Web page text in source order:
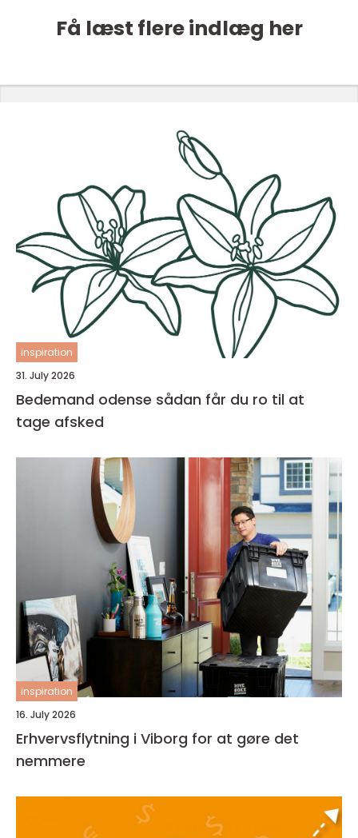
Få læst flere indlæg her
inspiration
31. July 2026
Bedemand odense sådan får du ro til at
tage afsked
inspiration
16. July 2026
Erhvervsflytning i Viborg for at gøre det
nemmere